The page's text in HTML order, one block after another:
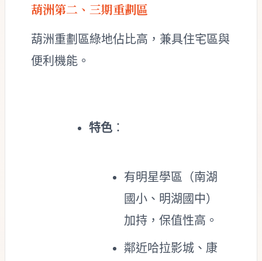
葫洲第二、三期重劃區
葫洲重劃區綠地佔比高，兼具住宅區與
便利機能。
特色 ：
有明星學區（南湖
國小、明湖國中）
加持，保值性高。
鄰近哈拉影城、康